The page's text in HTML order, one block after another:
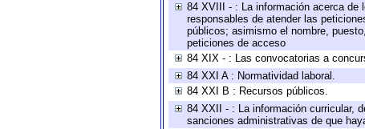
84 XVIII - : La información acerca de
responsables de atender las
públicos; asimismo el nombre,
peticiones de acceso
84 XIX - : Las convocatorias a
84 XXI A : Normatividad laboral.
84 XXI B : Recursos públicos.
84 XXII - : La información curricular,
sanciones administrativas de que